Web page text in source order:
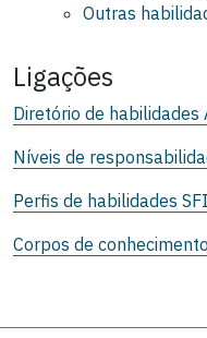
Outras
Ligações
Diretório de habilidades
Níveis de
Perfis de habilidades
Corpos de conhecimento